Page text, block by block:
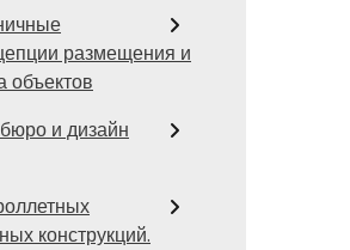
размещения и
объектов
и дизайн
конструкций.